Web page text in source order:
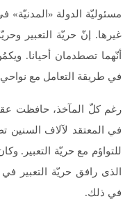
مسئوليّة الدولة
غيرها. إنّ حريّة التعبير
أنّهما تصطدمان أحيانا.
في طريقة التعامل مع
رغم كلّ المآخذ، حافظت
في المعتقد لآلاف السنين
للتواؤم مع حريّة التعبير.
الذى رافق حريّة التعبير
في ذلك.